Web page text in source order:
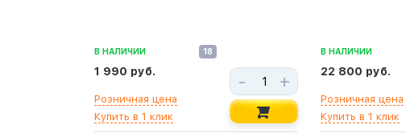
В НАЛИЧИИ 18
1 990 руб.
Розничная цена
Купить в 1 клик
- +
В НАЛИЧИИ
22 800 руб.
Розничная цена
Купить в 1 клик